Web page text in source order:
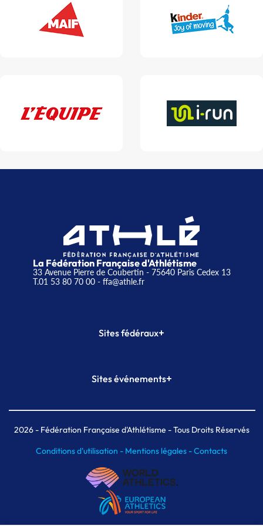
La Fédération Française d'Athlétisme
33 Avenue Pierre de Coubertin - 75640 Paris Cedex 13
T.01 53 80 70 00- ffa@athle.fr
Sites fédéraux+
Plateforme Formation
Sites événements+
Meeting de Paris indoor
MAIF Ekiden de Paris
2026- Fédération Française d'Athlétisme - Tous Droits Réservés
Conditions d'utilisation - Mentions légales -Contacts